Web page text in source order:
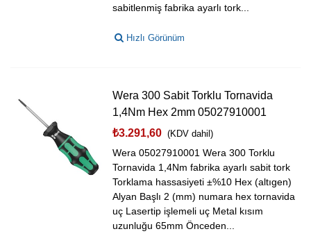
sabitlenmiş fabrika ayarlı tork...
Hızlı Görünüm
Wera 300 Sabit Torklu Tornavida
1,4Nm Hex 2mm 05027910001
₺3.291,60 (KDV dahil)
Wera 05027910001 Wera 300 Torklu
Tornavida 1,4Nm fabrika ayarlı sabit tork
Torklama hassasiyeti ±%10 Hex (altıgen)
Alyan Başlı 2 (mm) numara hex tornavida
uç Lasertip işlemeli uç Metal kısım
uzunluğu 65mm Önceden...